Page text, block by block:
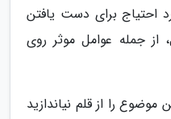
احتیاج برای دست یافتن
جمله عوامل موثر روی
را از قلم نیاندازید